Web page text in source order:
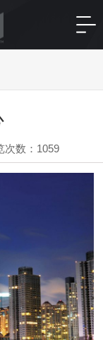
次数： 1059